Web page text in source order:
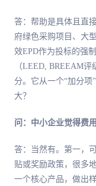
答：帮助是具体且直
府绿色采购项目、大
效EPD作为投标的强
（LEED, BREEAM
分。它从一个“加分项
大？
问：中小企业觉得费
答：当然有。第一，
贴或奖励政策，很多
一个核心产品，做出